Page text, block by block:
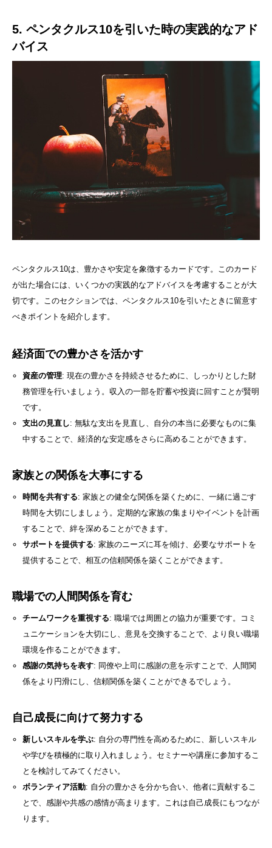
5. ペンタクルス10を引いた時の実践的なアド
バイス
ペンタクルス10は、豊かさや安定を象徴するカードです。このカード
が出た場合には、いくつかの実践的なアドバイスを考慮することが大
切です。このセクションでは、ペンタクルス10を引いたときに留意す
べきポイントを紹介します。
経済面での豊かさを活かす
資産の管理: 現在の豊かさを持続させるために、しっかりとした財
務管理を行いましょう。収入の一部を貯蓄や投資に回すことが賢明
です。
支出の見直し: 無駄な支出を見直し、自分の本当に必要なものに集
中することで、経済的な安定感をさらに高めることができます。
家族との関係を大事にする
時間を共有する: 家族との健全な関係を築くために、一緒に過ごす
時間を大切にしましょう。定期的な家族の集まりやイベントを計画
することで、絆を深めることができます。
サポートを提供する: 家族のニーズに耳を傾け、必要なサポートを
提供することで、相互の信頼関係を築くことができます。
職場での人間関係を育む
チームワークを重視する: 職場では周囲との協力が重要です。コミ
ュニケーションを大切にし、意見を交換することで、より良い職場
環境を作ることができます。
感謝の気持ちを表す: 同僚や上司に感謝の意を示すことで、人間関
係をより円滑にし、信頼関係を築くことができるでしょう。
自己成長に向けて努力する
新しいスキルを学ぶ: 自分の専門性を高めるために、新しいスキル
や学びを積極的に取り入れましょう。セミナーや講座に参加するこ
とを検討してみてください。
ボランティア活動: 自分の豊かさを分かち合い、他者に貢献するこ
とで、感謝や共感の感情が高まります。これは自己成長にもつなが
ります。